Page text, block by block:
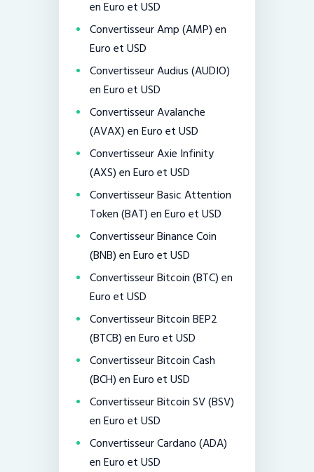
en Euro et USD
Convertisseur Amp (AMP) en
Euro et USD
Convertisseur Audius (AUDIO)
en Euro et USD
Convertisseur Avalanche
(AVAX) en Euro et USD
Convertisseur Axie Infinity
(AXS) en Euro et USD
Convertisseur Basic Attention
Token (BAT) en Euro et USD
Convertisseur Binance Coin
(BNB) en Euro et USD
Convertisseur Bitcoin (BTC) en
Euro et USD
Convertisseur Bitcoin BEP2
(BTCB) en Euro et USD
Convertisseur Bitcoin Cash
(BCH) en Euro et USD
Convertisseur Bitcoin SV (BSV)
en Euro et USD
Convertisseur Cardano (ADA)
en Euro et USD